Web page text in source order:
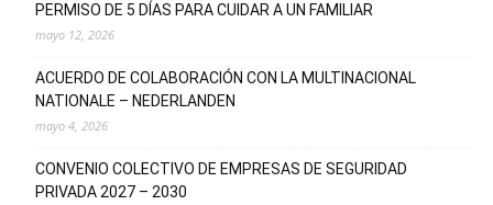
PERMISO DE 5 DÍAS PARA CUIDAR A UN FAMILIAR
mayo 12, 2026
ACUERDO DE COLABORACIÓN CON LA MULTINACIONAL
NATIONALE – NEDERLANDEN
mayo 4, 2026
CONVENIO COLECTIVO DE EMPRESAS DE SEGURIDAD
PRIVADA 2027 – 2030